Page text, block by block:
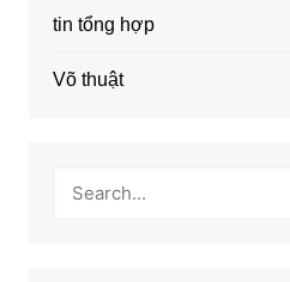
tin tổng hợp
Võ thuật